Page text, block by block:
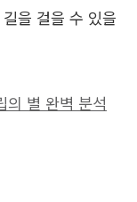
을 걸을 수 있을
의 별 완벽 분석